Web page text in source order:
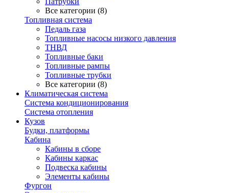
Все категории (8)
Топливная система
Педаль газа
Топливные насосы низкого давления
ТНВД
Топливные баки
Топливные рампы
Топливные трубки
Все категории (8)
Климатическая система
Система кондиционирования
Система отопления
Кузов
Будки, платформы
Кабина
Кабины в сборе
Кабины каркас
Подвеска кабины
Элементы кабины
Фургон